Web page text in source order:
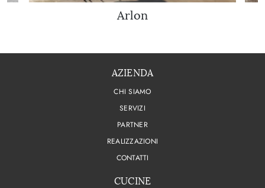
Arlon
AZIENDA
CHI SIAMO
SERVIZI
PARTNER
REALIZZAZIONI
CONTATTI
CUCINE